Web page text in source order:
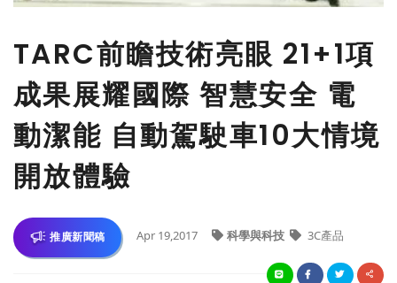
TARC前瞻技術亮眼 21+1項
成果展耀國際 智慧安全 電
動潔能 自動駕駛車10大情境
開放體驗
推廣新聞稿 Apr 19,2017 科學與科技 3C產品